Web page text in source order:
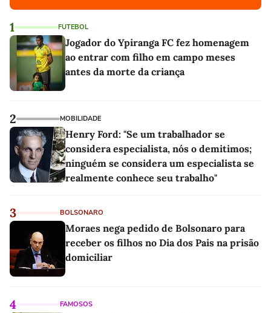
1 FUTEBOL
Jogador do Ypiranga FC fez homenagem
ao entrar com filho em campo meses
antes da morte da criança
2 MOBILIDADE
Henry Ford: "Se um trabalhador se
considera especialista, nós o demitimos;
ninguém se considera um especialista se
realmente conhece seu trabalho"
3 BOLSONARO
Moraes nega pedido de Bolsonaro para
receber os filhos no Dia dos Pais na prisão
domiciliar
4 FAMOSOS